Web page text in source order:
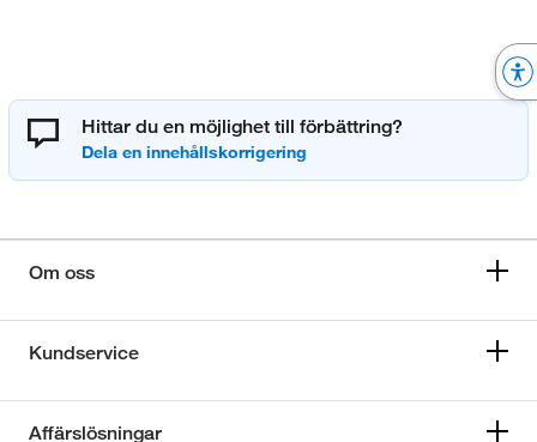
Hittar du en möjlighet till förbättring?
Om oss
Kundservice
Affärslösningar